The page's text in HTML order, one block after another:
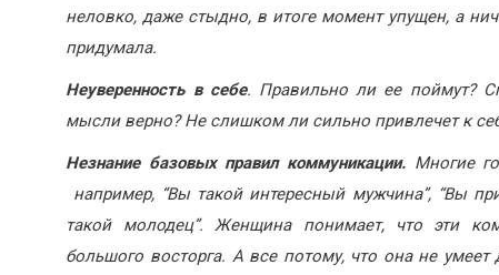
неловко, даже стыдно, в итоге момент упущен, а
придумала.
Неуверенность в себе. Правильно ли ее поймут?
мысли верно? Не слишком ли сильно привлечет к
Незнание базовых правил коммуникации. Многие
например, “Вы такой интересный мужчина”, “Вы
такой молодец”. Женщина понимает, что эти
большого восторга. А все потому, что она не умеет